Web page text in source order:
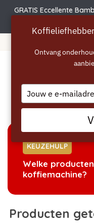
GRATIS Eccellente
Home/Tags/
KEUZEHULP
Welke
koffiemachine?
Producten
Ontvang
Type
your
email